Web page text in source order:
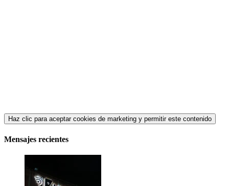
Haz clic para aceptar cookies de marketing y permitir este contenido
Mensajes recientes